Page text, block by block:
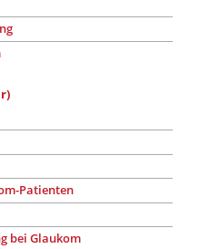
Patienten
bei Glaukom